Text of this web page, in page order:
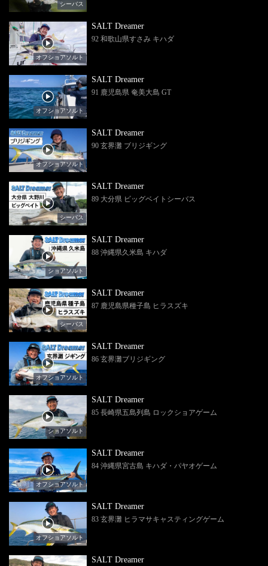
シーバス
オフショアソルト
SALT Dreamer
92 和歌山県すさみ キハダ
オフショアソルト
SALT Dreamer
91 鹿児島県 奄美大島 GT
オフショアソルト
SALT Dreamer
90 玄界灘 ブリジギング
シーバス
SALT Dreamer
89 大分県 ビッグベイトシーバス
ショアソルト
SALT Dreamer
88 沖縄県久米島 キハダ
シーバス
SALT Dreamer
87 鹿児島県種子島 ヒラスズキ
オフショアソルト
SALT Dreamer
86 玄界灘ブリジギング
ショアソルト
SALT Dreamer
85 長崎県五島列島 ロックショアゲーム
オフショアソルト
SALT Dreamer
84 沖縄県宮古島 キハダ・パヤオゲーム
オフショアソルト
SALT Dreamer
83 玄界灘 ヒラマサキャスティングゲーム
SALT Dreamer